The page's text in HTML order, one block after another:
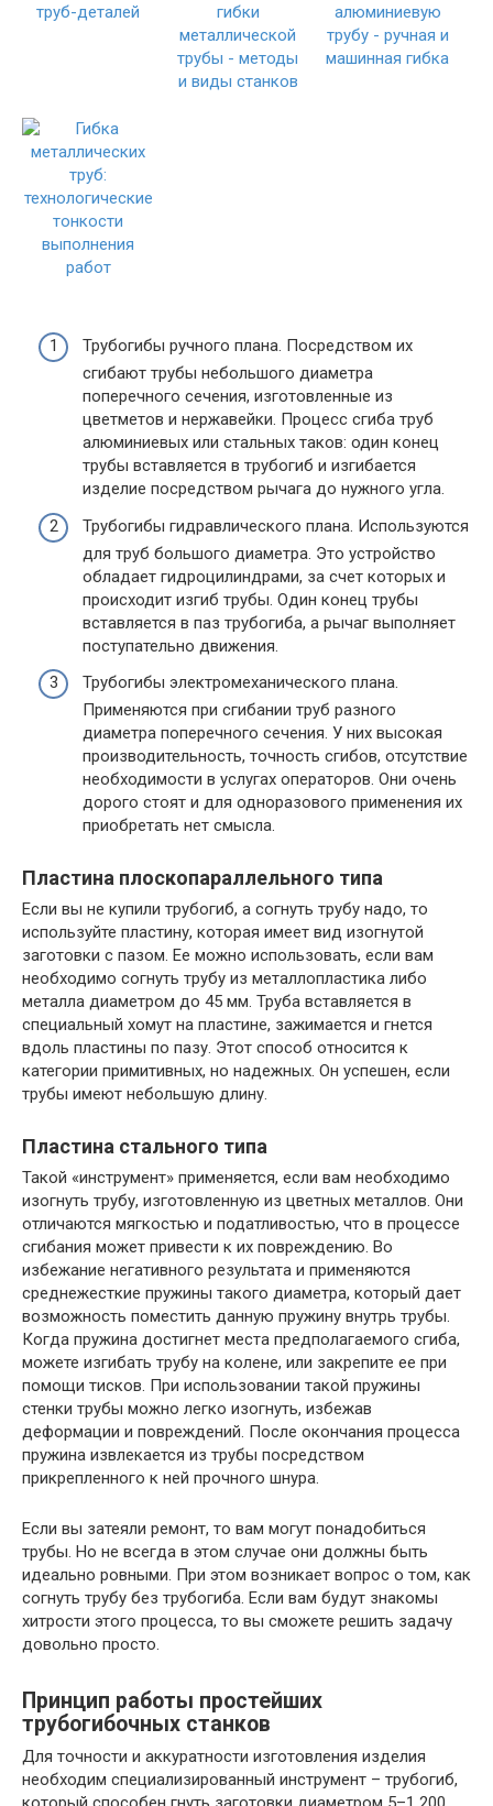
Трубогибы ручного плана. Посредством их
сгибают трубы небольшого диаметра
поперечного сечения, изготовленные из
цветметов и нержавейки. Процесс сгиба труб
алюминиевых или стальных таков: один конец
трубы вставляется в трубогиб и изгибается
изделие посредством рычага до нужного угла.
Трубогибы гидравлического плана. Используются
для труб большого диаметра. Это устройство
обладает гидроцилиндрами, за счет которых и
происходит изгиб трубы. Один конец трубы
вставляется в паз трубогиба, а рычаг выполняет
поступательно движения.
Трубогибы электромеханического плана.
Применяются при сгибании труб разного
диаметра поперечного сечения. У них высокая
производительность, точность сгибов, отсутствие
необходимости в услугах операторов. Они очень
дорого стоят и для одноразового применения их
приобретать нет смысла.
Пластина плоскопараллельного типа
Если вы не купили трубогиб, а согнуть трубу надо, то
используйте пластину, которая имеет вид изогнутой
заготовки с пазом. Ее можно использовать, если вам
необходимо согнуть трубу из металлопластика либо
металла диаметром до 45 мм. Труба вставляется в
специальный хомут на пластине, зажимается и гнется
вдоль пластины по пазу. Этот способ относится к
категории примитивных, но надежных. Он успешен, если
трубы имеют небольшую длину.
Пластина стального типа
Такой «инструмент» применяется, если вам необходимо
изогнуть трубу, изготовленную из цветных металлов. Они
отличаются мягкостью и податливостью, что в процессе
сгибания может привести к их повреждению. Во
избежание негативного результата и применяются
среднежесткие пружины такого диаметра, который дает
возможность поместить данную пружину внутрь трубы.
Когда пружина достигнет места предполагаемого сгиба,
можете изгибать трубу на колене, или закрепите ее при
помощи тисков. При использовании такой пружины
стенки трубы можно легко изогнуть, избежав
деформации и повреждений. После окончания процесса
пружина извлекается из трубы посредством
прикрепленного к ней прочного шнура.
Если вы затеяли ремонт, то вам могут понадобиться
трубы. Но не всегда в этом случае они должны быть
идеально ровными. При этом возникает вопрос о том, как
согнуть трубу без трубогиба. Если вам будут знакомы
хитрости этого процесса, то вы сможете решить задачу
довольно просто.
Принцип работы простейших
трубогибочных станков
Для точности и аккуратности изготовления изделия
необходим специализированный инструмент – трубогиб,